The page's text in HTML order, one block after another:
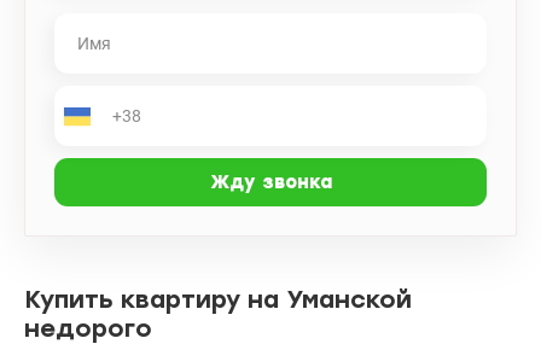
Купить квартиру на Уманской
недорого